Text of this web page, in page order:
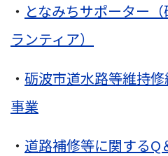
・ となみちサポーター
ランティア）
・ 砺波市道水路等維持
事業
・ 道路補修等に関するQ